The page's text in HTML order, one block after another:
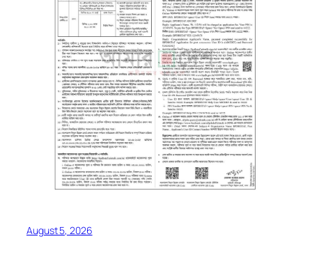
August 5, 2026